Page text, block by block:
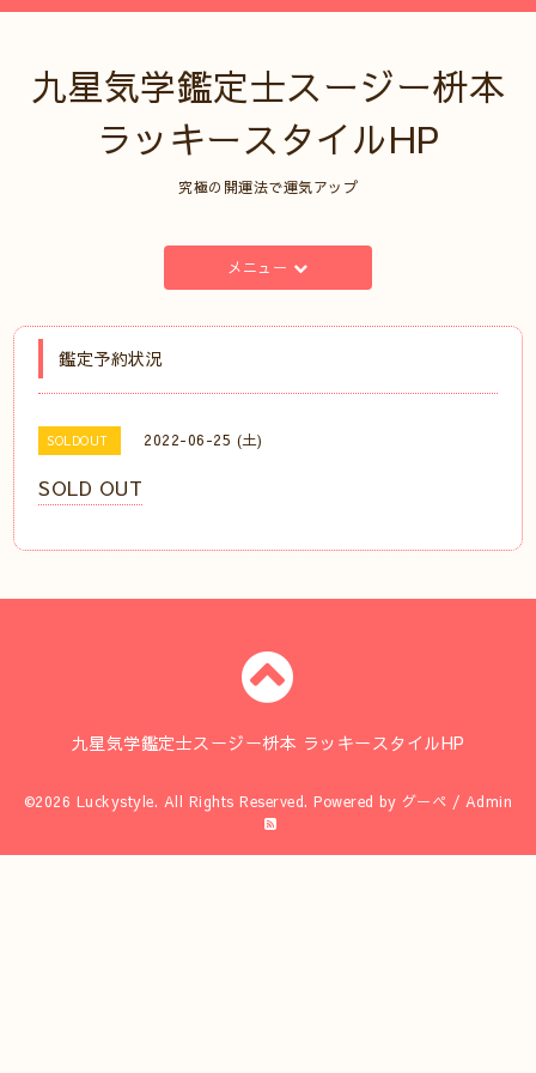
九星気学鑑定士スージー枡本
ラッキースタイルHP
究極の開運法で運気アップ
メニュー
鑑定予約状況
SOLDOUT 2022-06-25 (土)
SOLD OUT
九星気学鑑定士スージー枡本 ラッキースタイルHP
©2026 Luckystyle. All Rights Reserved. Powered by グーペ / Admin